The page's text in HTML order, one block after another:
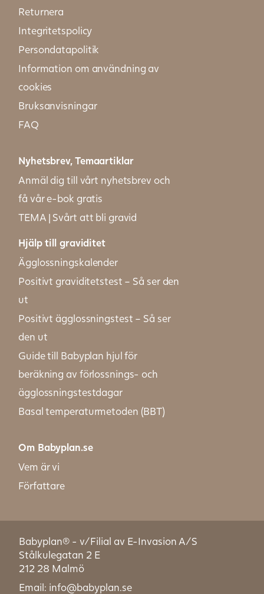
Returnera
Integritetspolicy
Persondatapolitik
Information om användning av
cookies
Bruksanvisningar
FAQ
Nyhetsbrev, Temaartiklar
Anmäl dig till vårt nyhetsbrev och
få vår e-bok gratis
TEMA | Svårt att bli gravid
Hjälp till graviditet
Ägglossningskalender
Positivt graviditetstest – Så ser den
ut
Positivt ägglossningstest – Så ser
den ut
Guide till Babyplan hjul för
beräkning av förlossnings- och
ägglossningstestdagar
Basal temperaturmetoden (BBT)
Om Babyplan.se
Vem är vi
Författare
Babyplan® - v/Filial av E-Invasion A/S
Stålkulegatan 2 E
212 28 Malmö
Email: info@babyplan.se